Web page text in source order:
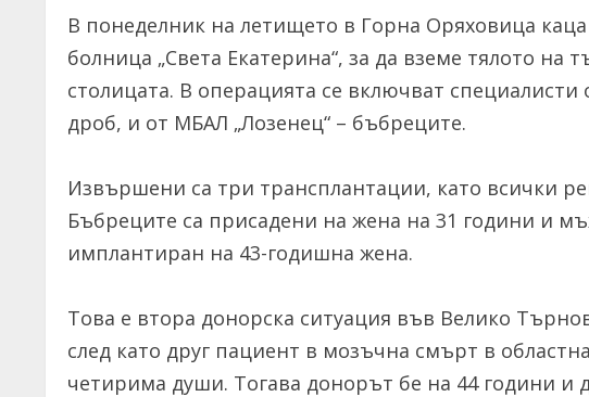
В понеделник на летището в Горна Оряховица каца
болница „Света Екатерина“, за да вземе тялото на
столицата. В операцията се включват
дроб, и от МБАЛ „Лозенец“ – бъбреците.
Извършени са три трансплантации, като всички
Бъбреците са присадени на жена на 31 години и
имплантиран на 43-годишна жена.
Това е втора донорска ситуация във Велико
след като друг пациент в мозъчна смърт в
четирима души. Тогава донорът бе на 44 години и